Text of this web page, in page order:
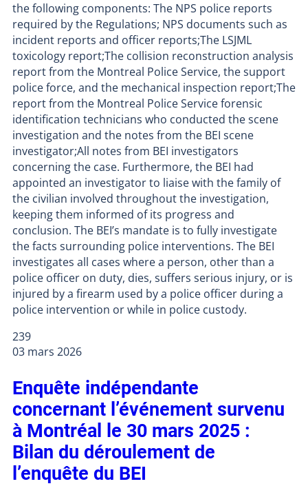
the following components: The NPS police reports
required by the Regulations; NPS documents such as
incident reports and officer reports;The LSJML
toxicology report;The collision reconstruction analysis
report from the Montreal Police Service, the support
police force, and the mechanical inspection report;The
report from the Montreal Police Service forensic
identification technicians who conducted the scene
investigation and the notes from the BEI scene
investigator;All notes from BEI investigators
concerning the case. Furthermore, the BEI had
appointed an investigator to liaise with the family of
the civilian involved throughout the investigation,
keeping them informed of its progress and
conclusion. The BEI’s mandate is to fully investigate
the facts surrounding police interventions. The BEI
investigates all cases where a person, other than a
police officer on duty, dies, suffers serious injury, or is
injured by a firearm used by a police officer during a
police intervention or while in police custody.
239
03 mars 2026
Enquête indépendante
concernant l’événement survenu
à Montréal le 30 mars 2025 :
Bilan du déroulement de
l’enquête du BEI